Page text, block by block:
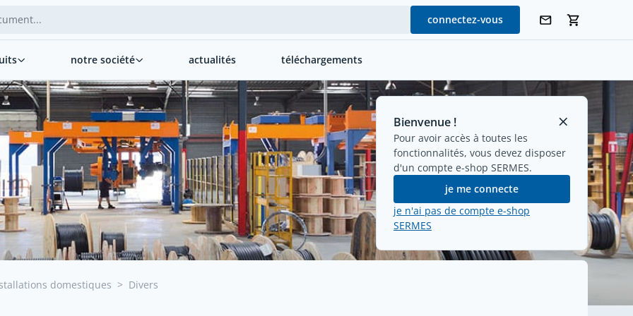
connectez-vous
Bienvenue !
Pour avoir accès à toutes les
fonctionnalités, vous devez disposer
d'un compte e-shop SERMES.
je me connecte
je n'ai pas de compte e-shop
SERMES
notre société actualités téléchargements
domestiques > Divers